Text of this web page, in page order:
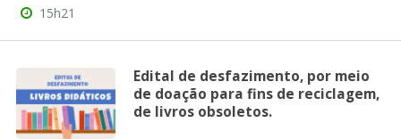
15h21
Edital de desfazimento, por meio
de doação para fins de reciclagem,
de livros obsoletos.